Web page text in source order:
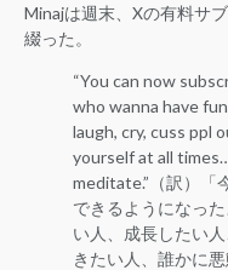
Minajは週末、Xの有料サ
綴った。
“You can now
who wanna have
laugh, cry, cuss ppl
yourself at all
meditate.”（訳）「
できるようになっ
い人、成長したい
きたい人、誰かに